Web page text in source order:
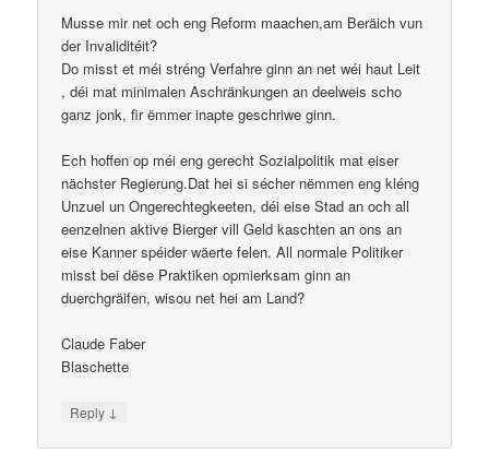
Musse mir net och eng Reform maachen,am Beräich vun
der Invaliditéit?
Do misst et méi stréng Verfahre ginn an net wéi haut Leit
, déi mat minimalen Aschränkungen an deelweis scho
ganz jonk, fir ëmmer inapte geschriwe ginn.
Ech hoffen op méi eng gerecht Sozialpolitik mat eiser
nächster Regierung.Dat hei si sécher nëmmen eng kléng
Unzuel un Ongerechtegkeeten, déi eise Stad an och all
eenzelnen aktive Bierger vill Geld kaschten an ons an
eise Kanner spéider wäerte felen. All normale Politiker
misst bei dëse Praktiken opmierksam ginn an
duerchgräifen, wisou net hei am Land?
Claude Faber
Blaschette
Reply ↓